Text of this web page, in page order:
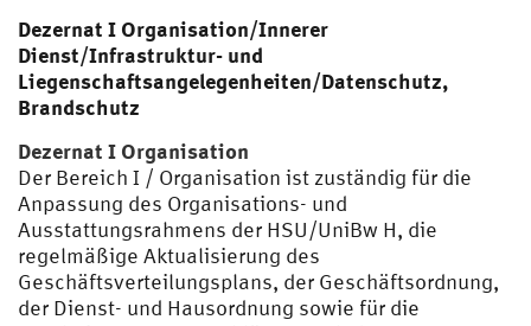
Dezernat I Organisation/Innerer
Dienst/Infrastruktur- und
Liegenschaftsangelegenheiten/Datenschutz,
Brandschutz
Dezernat I Organisation
Der Bereich I / Organisation ist zuständig für die
Anpassung des Organisations- und
Ausstattungsrahmens der HSU/UniBw H, die
regelmäßige Aktualisierung des
Geschäftsverteilungsplans, der Geschäftsordnung,
der Dienst- und Hausordnung sowie für die